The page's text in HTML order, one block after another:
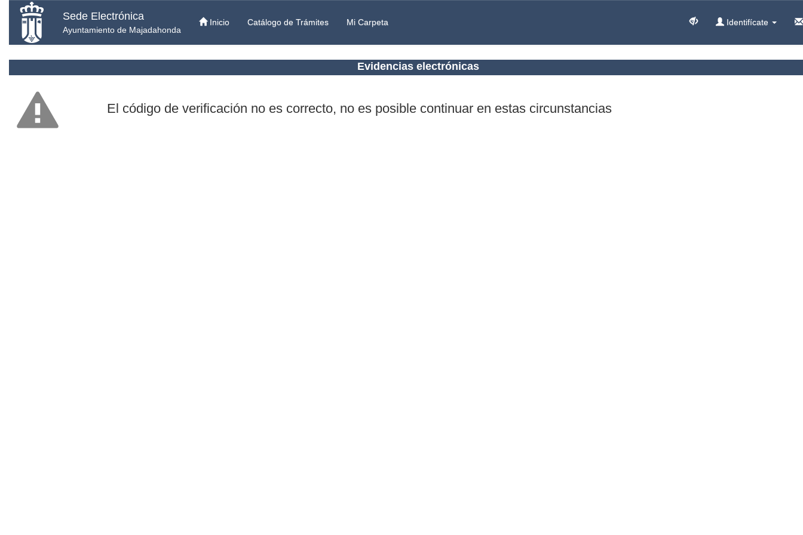
Sede Electrónica
Ayuntamiento de Majadahonda
Inicio Catálogo de Trámites Mi Carpeta Identifícate
Evidencias electrónicas
El código de verificación no es correcto, no es posible continuar en estas circunstancias